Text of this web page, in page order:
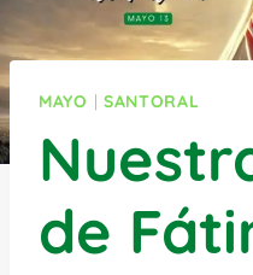
MAYO | SANTORAL
de